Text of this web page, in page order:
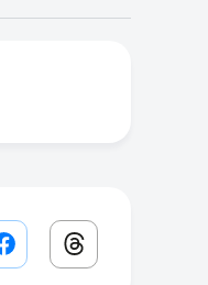
Facebook share link
Threads share